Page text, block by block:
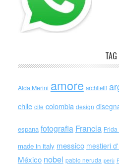
TAG
Alda Merini amore architetti
chile cile colombia design
espana fotografia Francia
made in italy messico mestieri
México nobel pablo neruda perù